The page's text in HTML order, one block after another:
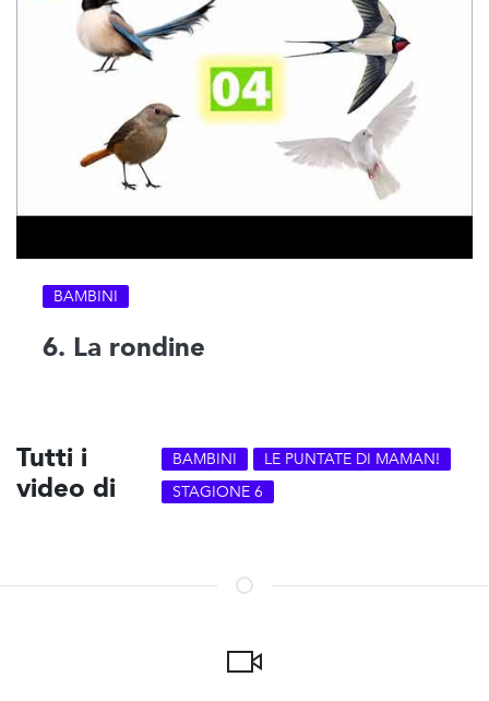
BAMBINI
6. La rondine
Tutti i
video di
BAMBINI
LE PUNTATE DI MAMAN!
STAGIONE 6